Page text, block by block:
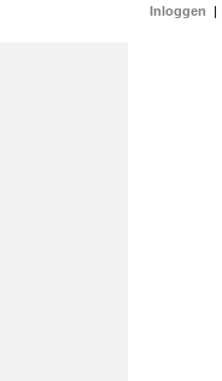
Inloggen |